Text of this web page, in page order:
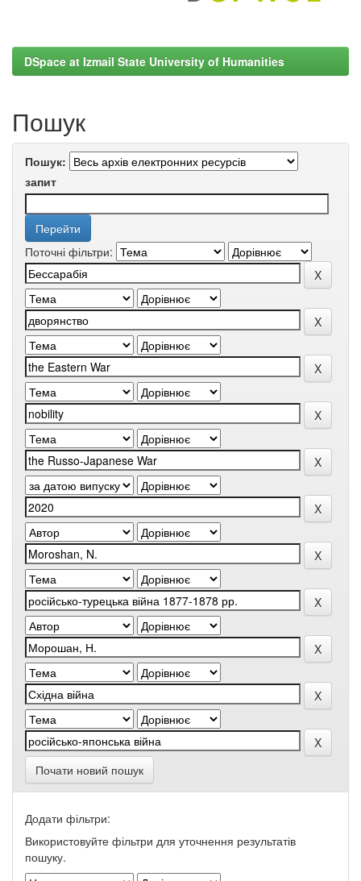
DSpace at Izmail State University of Humanities
Пошук
Пошук:
запит
Поточні фільтри:
Почати новий пошук
Додати фільтри:
Використовуйте фільтри для уточнення результатів
пошуку.